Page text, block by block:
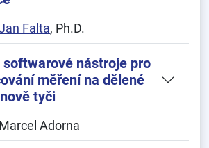
Falta, Ph.D.
softwarové nástroje pro
měření na dělené
tyči
Adorna